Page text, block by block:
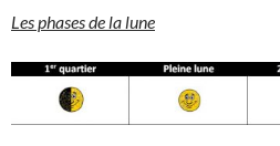
Les phases de la lune